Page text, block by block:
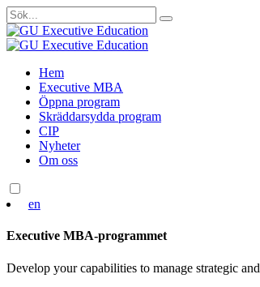
Sök
efter:
Skip
content
Hem
Executive MBA
Öppna program
Skräddarsydda program
CIP
Nyheter
Om oss
en
Executive MBA-programmet
Develop your capabilities to manage strategic